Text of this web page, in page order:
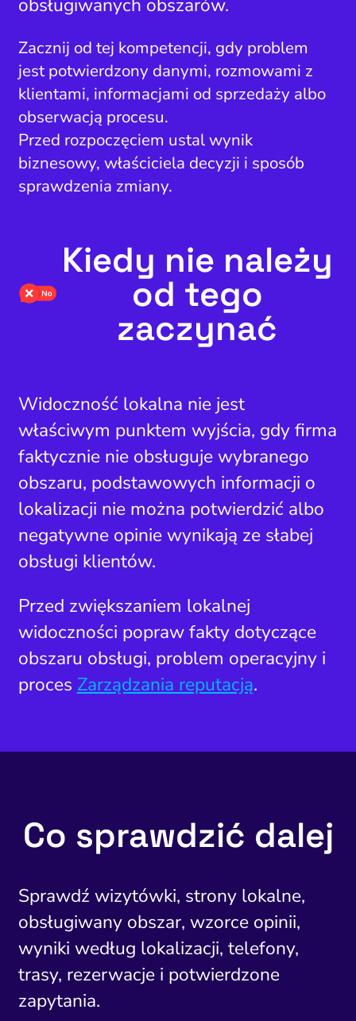
obsługiwanych obszarów.
Zacznij od tej kompetencji, gdy problem
jest potwierdzony danymi, rozmowami z
klientami, informacjami od sprzedaży albo
obserwacją procesu.
Przed rozpoczęciem ustal wynik
biznesowy, właściciela decyzji i sposób
sprawdzenia zmiany.
Kiedy nie należy
od tego
zaczynać
Widoczność lokalna nie jest
właściwym punktem wyjścia, gdy firma
faktycznie nie obsługuje wybranego
obszaru, podstawowych informacji o
lokalizacji nie można potwierdzić albo
negatywne opinie wynikają ze słabej
obsługi klientów.
Przed zwiększaniem lokalnej
widoczności popraw fakty dotyczące
obszaru obsługi, problem operacyjny i
proces Zarządzania reputacją.
Co sprawdzić dalej
Sprawdź wizytówki, strony lokalne,
obsługiwany obszar, wzorce opinii,
wyniki według lokalizacji, telefony,
trasy, rezerwacje i potwierdzone
zapytania.